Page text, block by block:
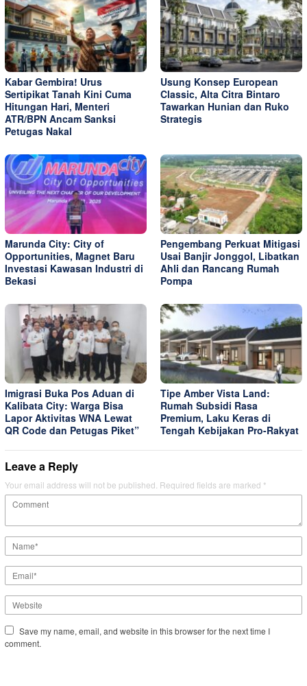
Kabar Gembira! Urus
Sertipikat Tanah Kini Cuma
Hitungan Hari, Menteri
ATR/BPN Ancam Sanksi
Petugas Nakal
Usung Konsep European
Classic, Alta Citra Bintaro
Tawarkan Hunian dan Ruko
Strategis
Marunda City: City of
Opportunities, Magnet Baru
Investasi Kawasan Industri di
Bekasi
Pengembang Perkuat Mitigasi
Usai Banjir Jonggol, Libatkan
Ahli dan Rancang Rumah
Pompa
Imigrasi Buka Pos Aduan di
Kalibata City: Warga Bisa
Lapor Aktivitas WNA Lewat
QR Code dan Petugas Piket”
Tipe Amber Vista Land:
Rumah Subsidi Rasa
Premium, Laku Keras di
Tengah Kebijakan Pro-Rakyat
Leave a Reply
Your email address will not be published. Required fields are marked *
Save my name, email, and website in this browser for the next time I
comment.